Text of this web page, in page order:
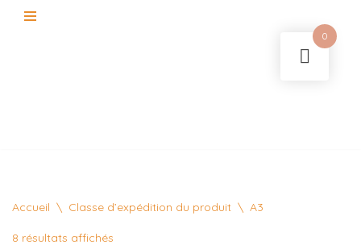
Accueil \ Classe d’expédition du produit \ A3
8 résultats affichés
0